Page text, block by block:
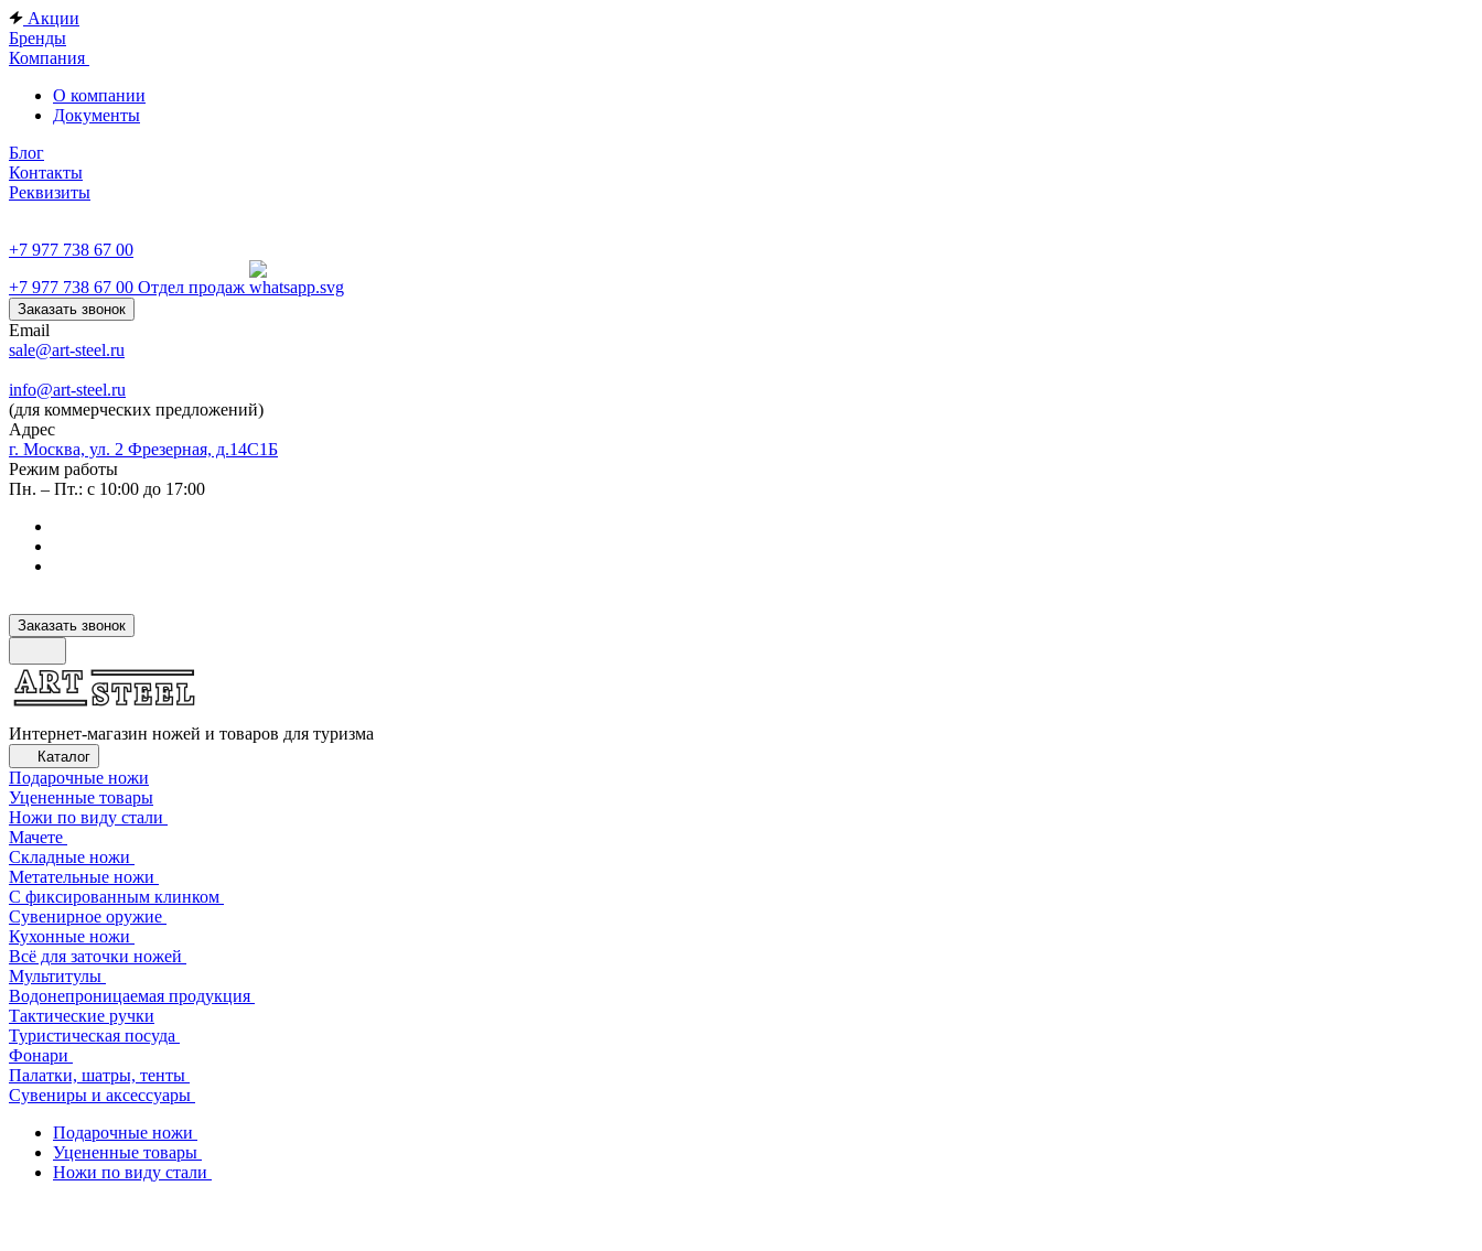
Акции
Бренды
Компания
О компании
Документы
Блог
Контакты
Реквизиты
+7 977 738 67 00
+7 977 738 67 00 Отдел продаж
Заказать звонок
Email
sale@art-steel.ru
info@art-steel.ru
(для коммерческих предложений)
Адрес
г. Москва, ул. 2 Фрезерная, д.14С1Б
Режим работы
Пн. – Пт.: с 10:00 до 17:00
Заказать звонок
Интернет-магазин ножей и товаров для туризма
Каталог
Подарочные ножи
Уцененные товары
Ножи по виду стали
Мачете
Складные ножи
Метательные ножи
С фиксированным клинком
Сувенирное оружие
Кухонные ножи
Всё для заточки ножей
Мультитулы
Водонепроницаемая продукция
Тактические ручки
Туристическая посуда
Фонари
Палатки, шатры, тенты
Сувениры и аксессуары
Подарочные ножи
Уцененные товары
Ножи по виду стали